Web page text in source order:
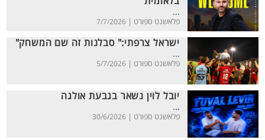
...
פלאשנט ספורט | 7/7/2026
ישראל צרפתי:" סבלנות זה שם המשחק"
...
פלאשנט ספורט | 5/7/2026
יובל לוין נשאר בגבעת אולגה
...
פלאשנט ספורט | 30/6/2026